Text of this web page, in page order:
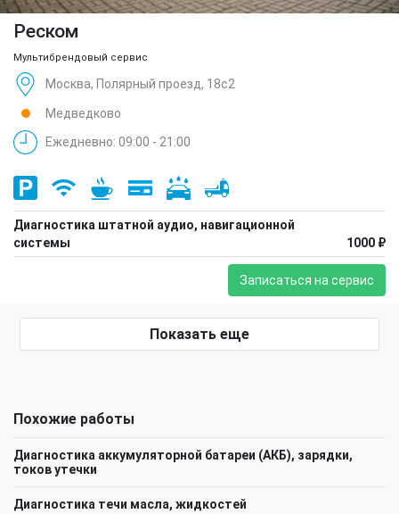
Реском
Мультибрендовый сервис
Москва, Полярный проезд, 18с2
Медведково
Ежедневно: 09:00 - 21:00
Диагностика штатной аудио, навигационной
системы
1000 ₽
Записаться на сервис
Показать еще
Похожие работы
Диагностика аккумуляторной батареи (АКБ), зарядки,
токов утечки
Диагностика течи масла, жидкостей